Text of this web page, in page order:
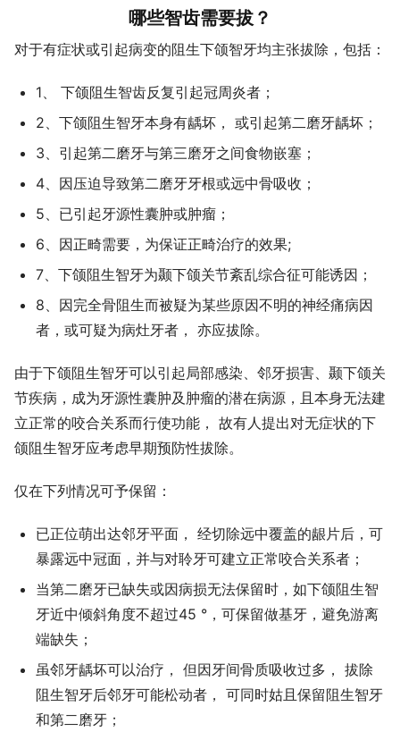
哪些智齿需要拔？
对于有症状或引起病变的阻生下颌智牙均主张拔除，包括：
1、 下颌阻生智齿反复引起冠周炎者；
2、下颌阻生智牙本身有龋坏， 或引起第二磨牙龋坏；
3、引起第二磨牙与第三磨牙之间食物嵌塞；
4、因压迫导致第二磨牙牙根或远中骨吸收；
5、已引起牙源性囊肿或肿瘤；
6、因正畸需要，为保证正畸治疗的效果;
7、下颌阻生智牙为颞下颌关节紊乱综合征可能诱因；
8、因完全骨阻生而被疑为某些原因不明的神经痛病因
者，或可疑为病灶牙者， 亦应拔除。
由于下颌阻生智牙可以引起局部感染、邻牙损害、颞下颌关
节疾病，成为牙源性囊肿及肿瘤的潜在病源，且本身无法建
立正常的咬合关系而行使功能， 故有人提出对无症状的下
颌阻生智牙应考虑早期预防性拔除。
仅在下列情况可予保留：
已正位萌出达邻牙平面， 经切除远中覆盖的龈片后，可
暴露远中冠面，并与对聆牙可建立正常咬合关系者；
当第二磨牙已缺失或因病损无法保留时，如下颌阻生智
牙近中倾斜角度不超过45 °，可保留做基牙，避免游离
端缺失；
虽邻牙龋坏可以治疗， 但因牙间骨质吸收过多， 拔除
阻生智牙后邻牙可能松动者， 可同时姑且保留阻生智牙
和第二磨牙；